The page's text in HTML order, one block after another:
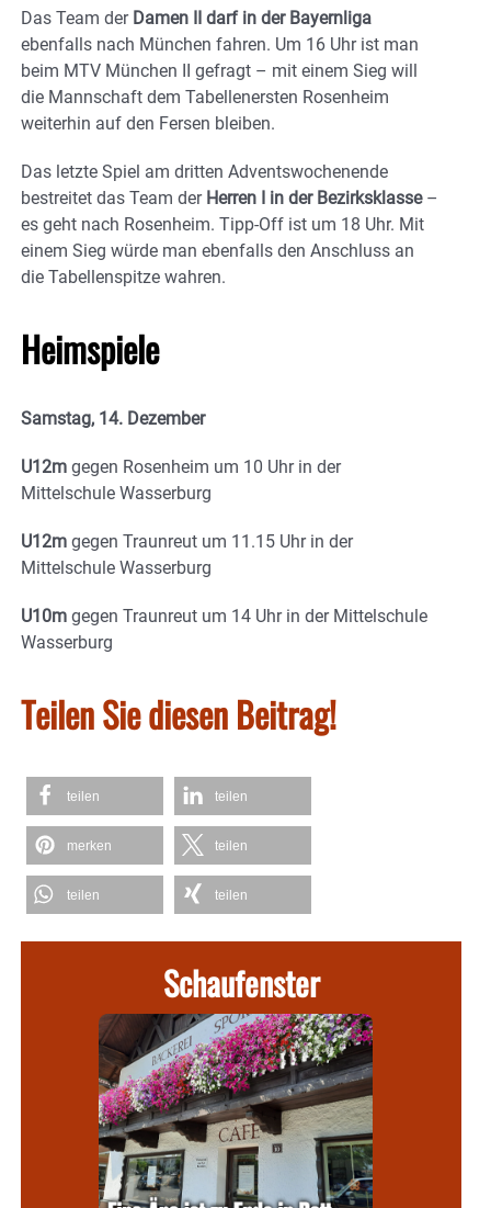
Das Team der Damen II darf in der Bayernliga
ebenfalls nach München fahren. Um 16 Uhr ist man
beim MTV München II gefragt – mit einem Sieg will
die Mannschaft dem Tabellenersten Rosenheim
weiterhin auf den Fersen bleiben.
Das letzte Spiel am dritten Adventswochenende
bestreitet das Team der Herren I in der Bezirksklasse–
es geht nach Rosenheim. Tipp-Off ist um 18 Uhr. Mit
einem Sieg würde man ebenfalls den Anschluss an
die Tabellenspitze wahren.
Heimspiele
Samstag, 14. Dezember
U12m gegen Rosenheim um 10 Uhr in der
Mittelschule Wasserburg
U12m gegen Traunreut um 11.15 Uhr in der
Mittelschule Wasserburg
U10m gegen Traunreut um 14 Uhr in der Mittelschule
Wasserburg
Teilen Sie diesen Beitrag!
teilen teilen
merken teilen
teilen teilen
Schaufenster